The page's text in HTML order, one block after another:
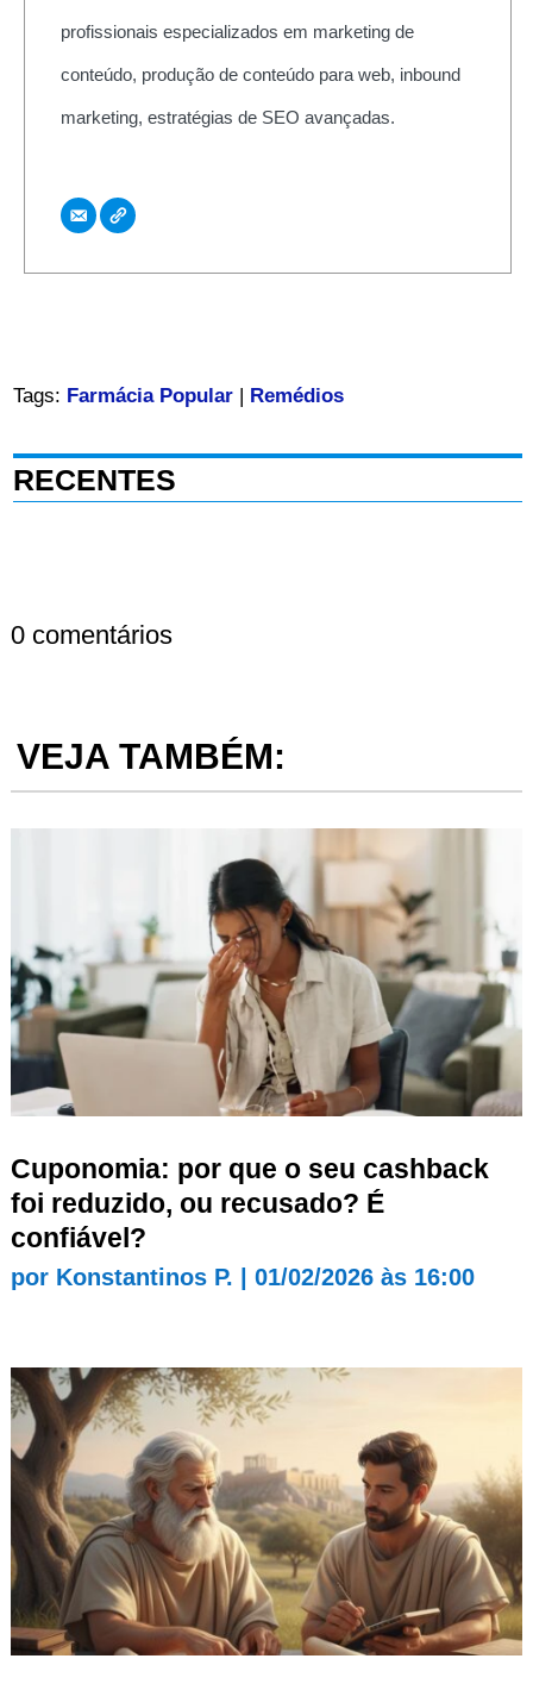
profissionais especializados em marketing de
conteúdo, produção de conteúdo para web, inbound
marketing, estratégias de SEO avançadas.
Tags: Farmácia Popular| Remédios
RECENTES
0 comentários
VEJA TAMBÉM:
Cuponomia: por que o seu cashback
foi reduzido, ou recusado? É
confiável?
por Konstantinos P. 01/02/2026 às 16:00